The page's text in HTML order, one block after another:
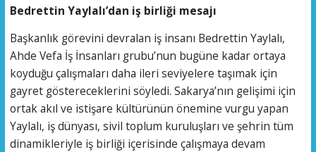
Bedrettin Yaylalı’dan iş birliği mesajı
Başkanlık görevini devralan iş insanı Bedrettin Yaylalı,
Ahde Vefa İş İnsanları grubu’nun bugüne kadar ortaya
koyduğu çalışmaları daha ileri seviyelere taşımak için
gayret göstereceklerini söyledi. Sakarya’nın gelişimi için
ortak akıl ve istişare kültürünün önemine vurgu yapan
Yaylalı, iş dünyası, sivil toplum kuruluşları ve şehrin tüm
dinamikleriyle iş birliği içerisinde çalışmaya devam